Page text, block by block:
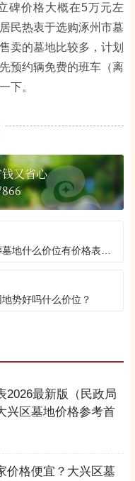
碑价格大概在5万元左
民热衷于选购涿州市墓
卖的墓地比较多，计划
预约辆免费的班车（离
下。
又省心
势好吗什么价位？
2026最新版（民政局
兴区墓地价格参考首
价格便宜？大兴区墓